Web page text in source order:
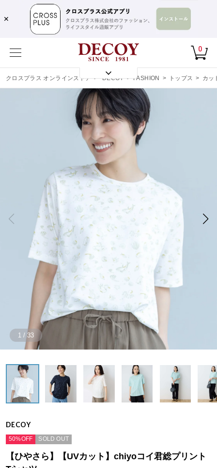
✕
0
クロスプラス オンラインストア > DECOY > FASHION > トップス > カッ
1 /33
DECOY
50%OFF SOLD OUT
【ひやさら】【UVカット】chiyoコイ君総プリント